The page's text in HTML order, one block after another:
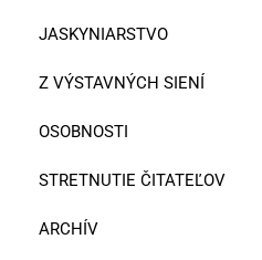
JASKYNIARSTVO
Z VÝSTAVNÝCH SIENÍ
OSOBNOSTI
STRETNUTIE ČITATEĽOV
ARCHÍV